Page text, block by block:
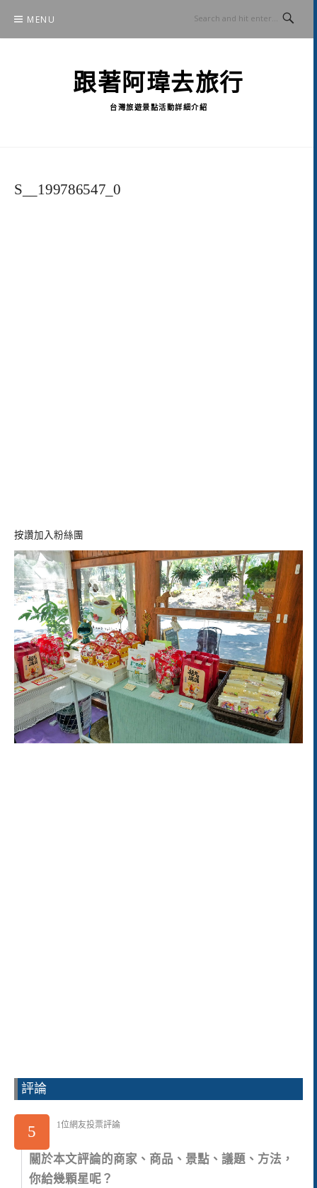
content
MENU
跟著阿瑋去旅行
台灣旅遊景點活動詳細介紹
S__199786547_0
按讚加入粉絲團
評論
5 1位網友投票評論
關於本文評論的商家、商品、景點、議題、方法，
你給幾顆星呢？